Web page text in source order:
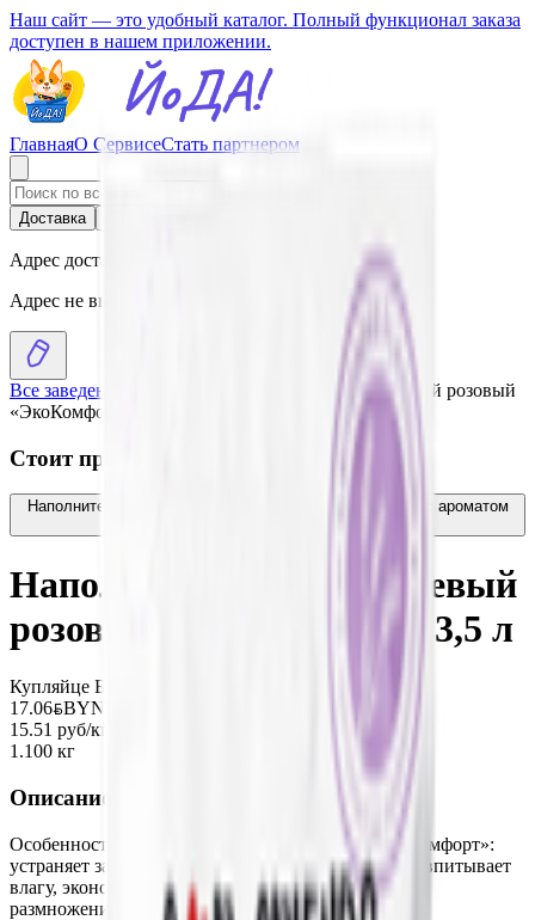
Наш сайт — это удобный каталог. Полный функционал заказа
доступен в нашем приложении.
ГлавнаяО СервисеСтать партнером
Доставка
Адрес доставки
Адрес не выбран
Все заведения
Наполнитель силикагелевый розовый
«ЭкоКомфорт» 3,5 л
Стоит присмотреться
Наполнитель силикагелевый «For Friends clean» 3,8 л с ароматом
Наполнитель силикагелевый
розовый «ЭкоКомфорт» 3,5 л
Купляйце Беларускае
17.06BYNBYN
15.51 руб/кг
1.100 кг
Описание
Особенности силикагелевого наполнителя «ЭкоКомфорт»:
устраняет запахи, не липнет к шерсти, мгновенно впитывает
влагу, экономичен в использовании, препятствует
размножению бактерий.